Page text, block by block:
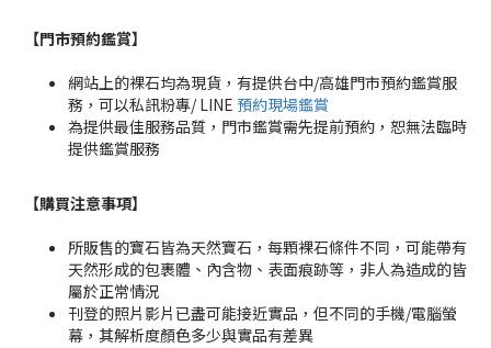
【門市預約鑑賞】
網站上的裸石均為現貨，有提供台中/高雄門市預約鑑賞服
務，可以私訊粉專/ LINE 預約現場鑑賞
為提供最佳服務品質，門市鑑賞需先提前預約，恕無法臨時
提供鑑賞服務
【購買注意事項】
所販售的寶石皆為天然寶石，每顆裸石條件不同，可能帶有
天然形成的包裹體、內含物、表面痕跡等，非人為造成的皆
屬於正常情況
刊登的照片影片已盡可能接近實品，但不同的手機/電腦螢
幕，其解析度顏色多少與實品有差異